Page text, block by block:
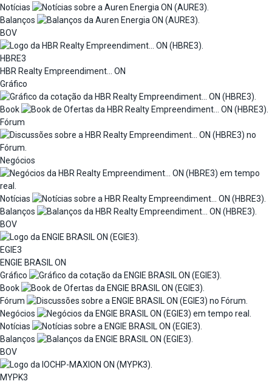
Notícias
Balanços
BOV
HBRE3
HBR Realty Empreendiment... ON
Gráfico
Book
Fórum
Negócios
Notícias
Balanços
BOV
EGIE3
ENGIE BRASIL ON
Gráfico
Book
Fórum
Negócios
Notícias
Balanços
BOV
MYPK3